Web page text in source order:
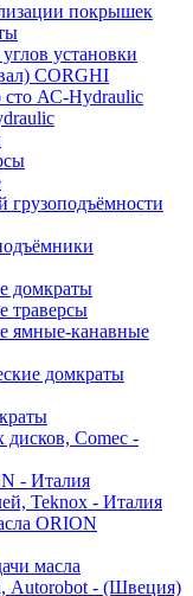
покрышек
установки
CORGHI
сто АС-Hydraulic
домкраты
траверсы
ямные-канавные
домкраты
Comec -
- Италия
Teknox - Италия
ORION
масла
Autorobot - (Швеция)